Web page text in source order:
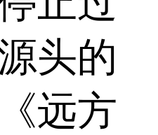
头的
远方